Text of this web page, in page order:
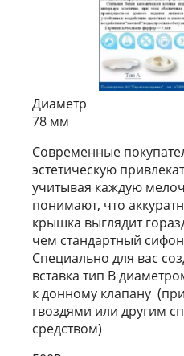
Диаметр
78 мм
Современные
эстетическую
учитывая каждую
понимают, что
крышка выглядит
чем стандартный
Специально для вас
вставка тип В
к донному клапану
гвоздями или другим
средством)